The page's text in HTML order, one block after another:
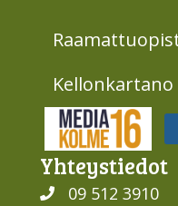
Kellonkartano
Media316
Yhteys­tiedot
09 512 3910